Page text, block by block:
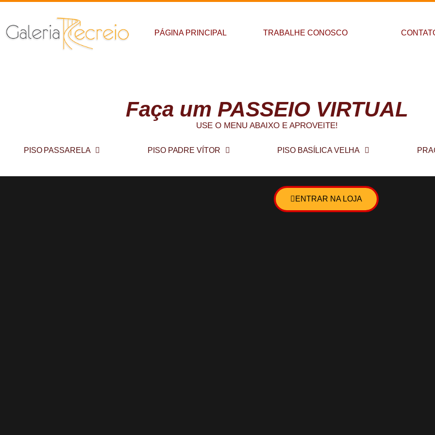
PÁGINA PRINCIPAL TRABALHE CONOSCO
Faça um PASSEIO VIRTUAL
USE O MENU ABAIXO E APROVEITE!
PISO PASSARELA PISO PADRE VÍTOR PISO BASÍLICA VELHA
ENTRAR NA LOJA